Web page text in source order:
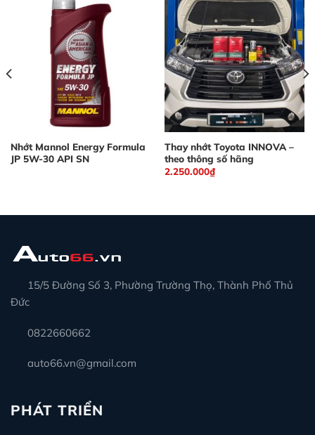
Nhớt Mannol Energy Formula
JP 5W-30 API SN
Thay nhớt Toyota INNOVA –
theo thông số hãng
2.250.000₫
15/5 Đường Số 3, Phường Trường Thọ, Thành Phố Thủ
Đức
0822660662
auto66.vn@gmail.com
PHÁT TRIỂN